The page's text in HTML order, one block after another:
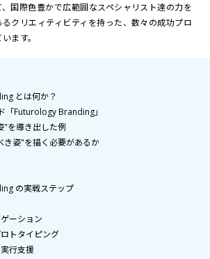
国際色豊かで広範囲なスペシャリスト達の力を
クリエィティビティを持った、数々の成功プロ
ます。
とは何か？
「Futurology Branding」
"を導き出した例
き姿"を描く必要があるか
の実戦ステップ
ーション
トタイピング
行支援